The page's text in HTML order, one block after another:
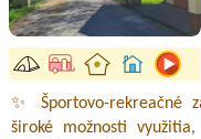
✨ Športovo-rekreačné
široké možnosti